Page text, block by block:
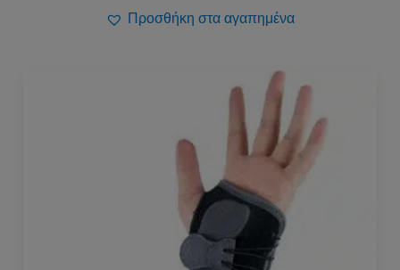
Προσθήκη στα αγαπημένα